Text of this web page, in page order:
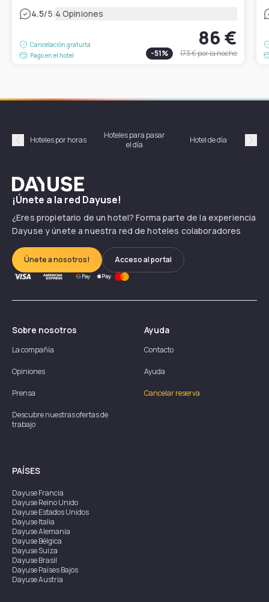
4.5/5|4 Opiniones
Cancelación gratuita
Pago en el hotel
86 €
-51% 173 €por la noche
Précédent
Hoteles por horas
Hoteles para pasar
el día
Hotel de día
Dayuse
¡Únete a la red Dayuse!
¿Eres propietario de un hotel? Forma parte de la experiencia
Dayuse y únete a nuestra red de hoteles colaboradores
Únete a nosotros! Acceso al portal
Sobre nosotros
La compañía
Opiniones
Prensa
Descubre nuestras ofertas de
trabajo
Ayuda
Contacto
Ayuda
Cancelar reserva
PAÍSES
DayuseFrancia
DayuseReino Unido
DayuseEstados Unidos
DayuseItalia
DayuseAlemania
DayuseBélgica
DayuseSuiza
DayuseBrasil
DayusePaíses Bajos
DayuseAustria